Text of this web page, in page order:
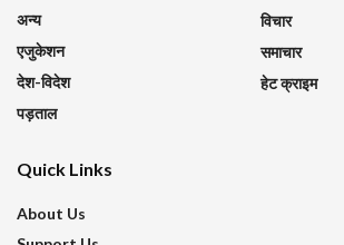
अन्य
एजुकेशन
देश-विदेश
पड़ताल
विचार
समाचार
हेट क्राइम
Quick Links
About Us